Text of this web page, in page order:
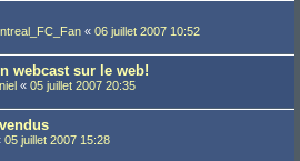
« 06 juillet 2007 10:52
webcast sur le web!
« 05 juillet 2007 20:35
05 juillet 2007 15:28